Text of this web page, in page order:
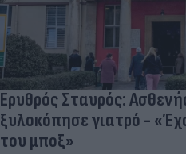
Ερυθρός Σταυρός:
ξυλοκόπησε γιατρό -
του μποξ»